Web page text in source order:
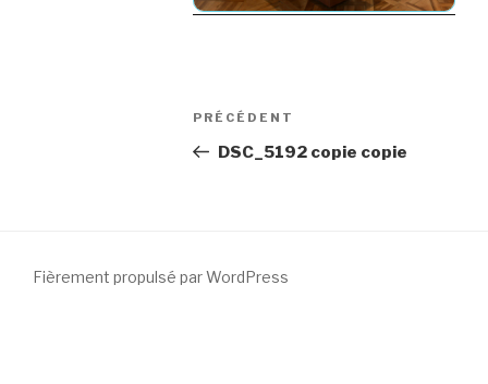
Navigation
l’article
Article
précédent
PRÉCÉDENT
DSC_5192 copie copie
Fièrement propulsé par WordPress